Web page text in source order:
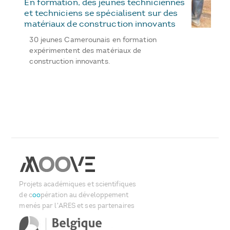
En formation, des jeunes techniciennes
et techniciens se spécialisent sur des
matériaux de construction innovants
30 jeunes Camerounais en formation
expérimentent des matériaux de
construction innovants.
Projets académiques et scientifiques
de coopération au développement
menés par l'ARES et ses partenaires